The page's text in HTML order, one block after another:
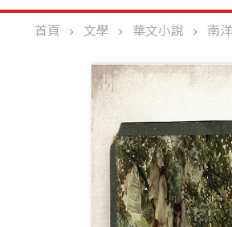
首頁 文學 華文小說 南